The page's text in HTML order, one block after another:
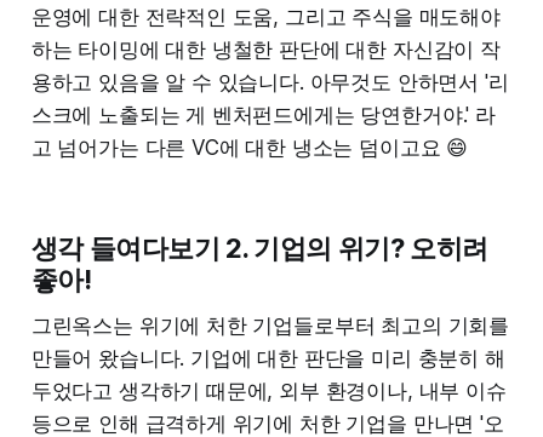
운영에 대한 전략적인 도움, 그리고 주식을 매도해야
하는 타이밍에 대한 냉철한 판단에 대한 자신감이 작
용하고 있음을 알 수 있습니다. 아무것도 안하면서 '리
스크에 노출되는 게 벤처펀드에게는 당연한거야.' 라
고 넘어가는 다른 VC에 대한 냉소는 덤이고요 😄
생각 들여다보기 2. 기업의 위기? 오히려
좋아!
그린옥스는 위기에 처한 기업들로부터 최고의 기회를
만들어 왔습니다. 기업에 대한 판단을 미리 충분히 해
두었다고 생각하기 때문에, 외부 환경이나, 내부 이슈
등으로 인해 급격하게 위기에 처한 기업을 만나면 '오